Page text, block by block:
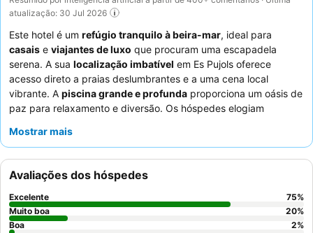
atualização: 30 Jul 2026
Este hotel é um refúgio tranquilo à beira-mar, ideal para
casais e viajantes de luxo que procuram uma escapadela
serena. A sua localização imbatível em Es Pujols oferece
acesso direto a praias deslumbrantes e a uma cena local
vibrante. A piscina grande e profunda proporciona um oásis de
paz para relaxamento e diversão. Os hóspedes elogiam
extenso buffet de pequeno-almoço
um quarto com
jacuzzi na varanda
maior privacidade e luxo.
Mostrar mais
Avaliações dos hóspedes
Excelente 75%
Muito boa
20%
Boa
2%